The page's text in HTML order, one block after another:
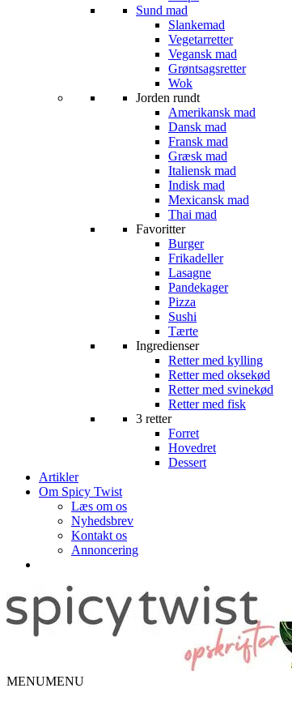
Sund mad
Slankemad
Vegetarretter
Vegansk mad
Grøntsagsretter
Wok
Jorden rundt
Amerikansk mad
Dansk mad
Fransk mad
Græsk mad
Italiensk mad
Indisk mad
Mexicansk mad
Thai mad
Favoritter
Burger
Frikadeller
Lasagne
Pandekager
Pizza
Sushi
Tærte
Ingredienser
Retter med kylling
Retter med oksekød
Retter med svinekød
Retter med fisk
3 retter
Forret
Hovedret
Dessert
Artikler
Om Spicy Twist
Læs om os
Nyhedsbrev
Kontakt os
Annoncering
MENUMENU